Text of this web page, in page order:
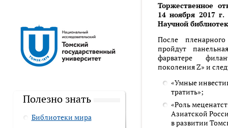
Полезно знать
Библиотеки мира
Торжественное
14 ноября 2017
Научной
После
пройдут
фарватере
поколения Z» и
«Умные
тратить»;
«Роль
Азиатской
в развитии